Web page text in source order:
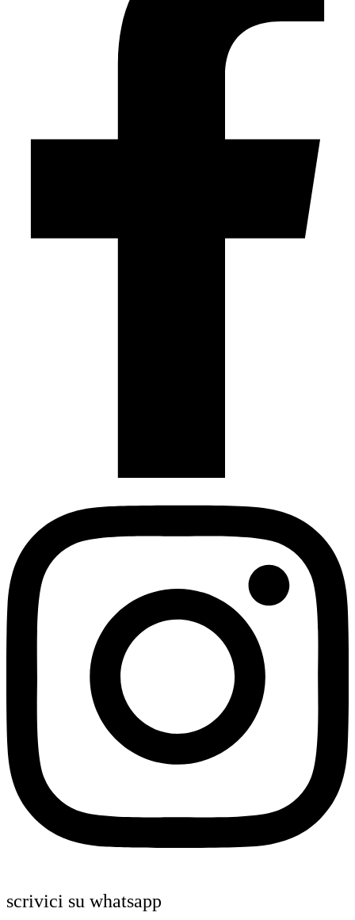
scrivici su whatsapp